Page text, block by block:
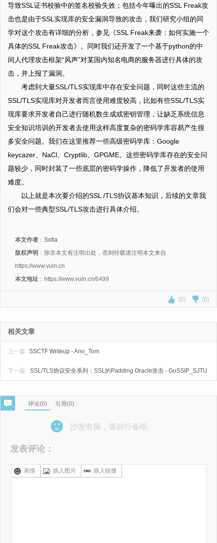
导致SSL证书校验中的签名校验失效；包括今年曝出的SSL Freak攻
击也是由于SSL实现库的安全漏洞导致的攻击，我们研究小组的同
学对这个攻击有详细的分析，参见《SSL Freak来袭：如何实施一个
具体的SSL Freak攻击》。同时我们还开发了一个基于python的中
间人代理攻击框架“风声”对某国内知名电商的服务器进行具体的攻
击，并上报了漏洞。
考虑到大量SSL/TLS实现库中存在安全问题，同时这些主流的
SSL/TLS实现库对开发者而言使用难度较高，比如有些SSL/TLS实
现库要求开发者自己进行随机数生成或密钥管理，让缺乏系统信息
安全知识培训的开发者去使用这样高度复杂的密码学库容易产生很
多安全问题。我们在这里推荐一些高级密码学库：Google
keycazer、NaCl、Cryptlib、GPGME。这些密码学库存在的安全问
题较少，同时封装了一些底层的密码学操作，降低了开发者的使用
难度。
以上就是本次要介绍的SSL /TLS协议基本知识，后续的文章我
们会对一些典型SSL/TLS攻击进行具体介绍。
本文作者 ： Sofia
版权声明 ：除非本文有注明出处，否则转载请注明本文来自
https://www.vuln.cn
本文地址 ：https://www.vuln.cn/6499
(0) (0)
相关文章
上一篇 SSCTF Writeup - Ano_Tom
SSL/TLS协议安全系列：SSL的Padding Oracle攻击 - GoSSIP_SJTU
下一篇
评论(0) 引用(0)
沙发有屎，请自行备纸
发表评论：
表情 插入图片 插入链接